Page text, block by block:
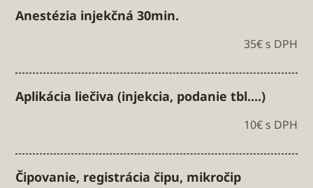
Anestézia injekčná 30min.
35€ s DPH
Aplikácia liečiva (injekcia, podanie tbl....)
10€ s DPH
Čipovanie, registrácia čipu, mikročip